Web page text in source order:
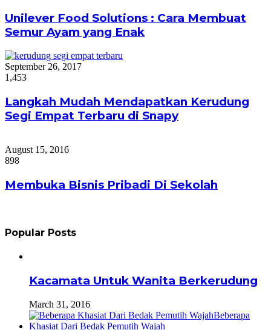
Unilever Food Solutions : Cara Membuat
Semur Ayam yang Enak
September 26, 2017
1,453
Langkah Mudah Mendapatkan Kerudung
Segi Empat Terbaru di Snapy
August 15, 2016
898
Membuka Bisnis Pribadi Di Sekolah
Popular Posts
Kacamata Untuk Wanita Berkerudung
March 31, 2016